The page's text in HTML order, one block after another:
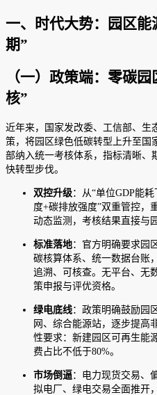
一、时代大势：园区
期”
（一）政策端：零碳
核”
近年来，国家发改委、工信部、生
策，将园区绿色低碳转型上升至国
部纳入统一考核体系，指标清晰、
快转型步伐。
双控升级：从“单位GDP能
度+碳排放强度”双重管控，
动态监测，考核结果直接与
标准落地：官方明确要求园
碳核算体系、统一数据台账
追溯、可核查。无平台、无
策申报与评优资格。
绿电底线：政策明确鼓励园
网、综合能源站，逐步提高
性要求：新建园区可再生能
费占比不低于80%。
市场倒逼：电力现货交易、
拟电厂、绿电交易全面推开